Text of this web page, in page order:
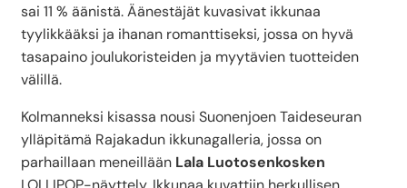
sai 11 % äänistä. Äänestäjät kuvasivat ikkunaa
tyylikkääksi ja ihanan romanttiseksi, jossa on hyvä
tasapaino joulukoristeiden ja myytävien tuotteiden
välillä.
Kolmanneksi kisassa nousi Suonenjoen Taideseuran
ylläpitämä Rajakadun ikkunagalleria, jossa on
parhaillaan meneillään Lala Luotosenkosken